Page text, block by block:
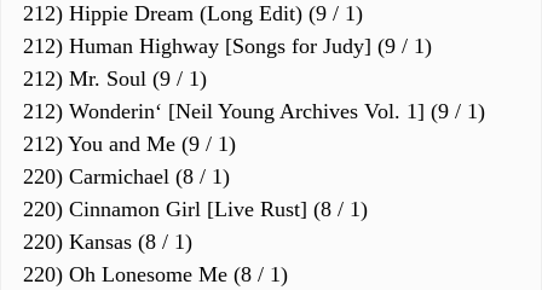
212) Hippie Dream (Long Edit) (9 / 1)
212) Human Highway [Songs for Judy] (9 / 1)
212) Mr. Soul (9 / 1)
212) Wonderin‘ [Neil Young Archives Vol. 1] (9 / 1)
212) You and Me (9 / 1)
220) Carmichael (8 / 1)
220) Cinnamon Girl [Live Rust] (8 / 1)
220) Kansas (8 / 1)
220) Oh Lonesome Me (8 / 1)